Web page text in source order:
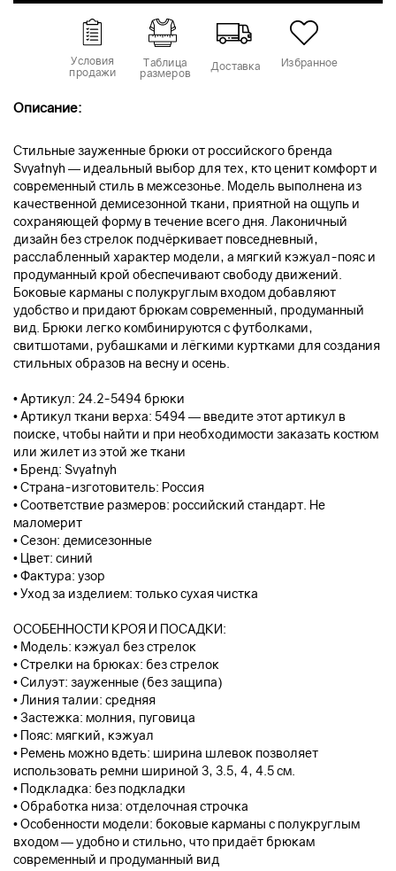
Условия
продажи
Таблица
размеров
Доставка Избранное
Описание:
Стильные зауженные брюки от российского бренда
Svyatnyh — идеальный выбор для тех, кто ценит комфорт и
современный стиль в межсезонье. Модель выполнена из
качественной демисезонной ткани, приятной на ощупь и
сохраняющей форму в течение всего дня. Лаконичный
дизайн без стрелок подчёркивает повседневный,
расслабленный характер модели, а мягкий кэжуал-пояс и
продуманный крой обеспечивают свободу движений.
Боковые карманы с полукруглым входом добавляют
удобство и придают брюкам современный, продуманный
вид. Брюки легко комбинируются с футболками,
свитшотами, рубашками и лёгкими куртками для создания
стильных образов на весну и осень.
• Артикул: 24.2-5494 брюки
• Артикул ткани верха: 5494 — введите этот артикул в
поиске, чтобы найти и при необходимости заказать костюм
или жилет из этой же ткани
• Бренд: Svyatnyh
• Страна-изготовитель: Россия
• Соответствие размеров: российский стандарт. Не
маломерит
• Сезон: демисезонные
• Цвет: синий
• Фактура: узор
• Уход за изделием: только сухая чистка
ОСОБЕННОСТИ КРОЯ И ПОСАДКИ:
• Модель: кэжуал без стрелок
• Стрелки на брюках: без стрелок
• Силуэт: зауженные (без защипа)
• Линия талии: средняя
• Застежка: молния, пуговица
• Пояс: мягкий, кэжуал
• Ремень можно вдеть: ширина шлевок позволяет
использовать ремни шириной 3, 3.5, 4, 4.5 см.
• Подкладка: без подкладки
• Обработка низа: отделочная строчка
• Особенности модели: боковые карманы с полукруглым
входом — удобно и стильно, что придаёт брюкам
современный и продуманный вид